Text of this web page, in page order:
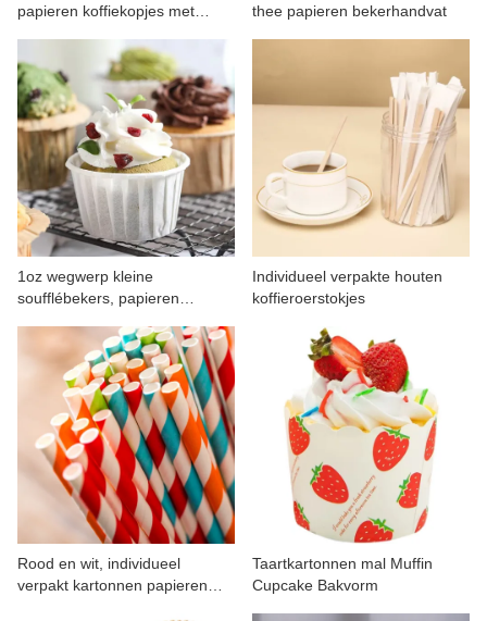
papieren koffiekopjes met
thee papieren bekerhandvat
1oz wegwerp kleine
soufflébekers, papieren
Individueel verpakte houten
koffieroerstokjes
Rood en wit, individueel
verpakt kartonnen papieren
Taartkartonnen mal Muffin
Cupcake Bakvorm